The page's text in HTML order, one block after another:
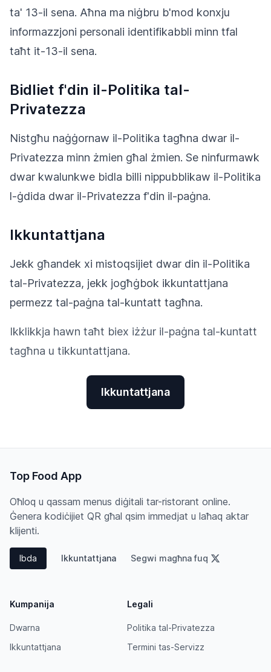
ta' 13-il sena. Aħna ma niġbru b'mod konxju
informazzjoni personali identifikabbli minn tfal
taħt it-13-il sena.
Bidliet f'din il-Politika tal-
Privatezza
Nistgħu naġġornaw il-Politika tagħna dwar il-
Privatezza minn żmien għal żmien. Se ninfurmawk
dwar kwalunkwe bidla billi nippubblikaw il-Politika
l-ġdida dwar il-Privatezza f'din il-paġna.
Ikkuntattjana
Jekk għandek xi mistoqsijiet dwar din il-Politika
tal-Privatezza, jekk jogħġbok ikkuntattjana
permezz tal-paġna tal-kuntatt tagħna.
Ikklikkja hawn taħt biex iżżur il-paġna tal-kuntatt
tagħna u tikkuntattjana.
Ikkuntattjana
Top Food App
Oħloq u qassam menus diġitali tar-ristorant online.
Ġenera kodiċijiet QR għal qsim immedjat u laħaq aktar
klijenti.
Ibda Ikkuntattjana Segwi magħna fuq
Kumpanija
Dwarna
Ikkuntattjana
Legali
Politika tal-Privatezza
Termini tas-Servizz